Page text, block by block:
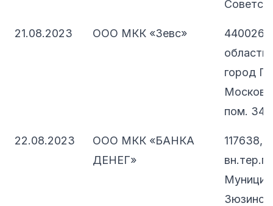
21.08.2023 ООО МКК «Зевс»
440026,
город
пом. 34
22.08.2023
ООО МКК «БАНКА
ДЕНЕГ»
117638,
вн.тер.г.
Зюзино,